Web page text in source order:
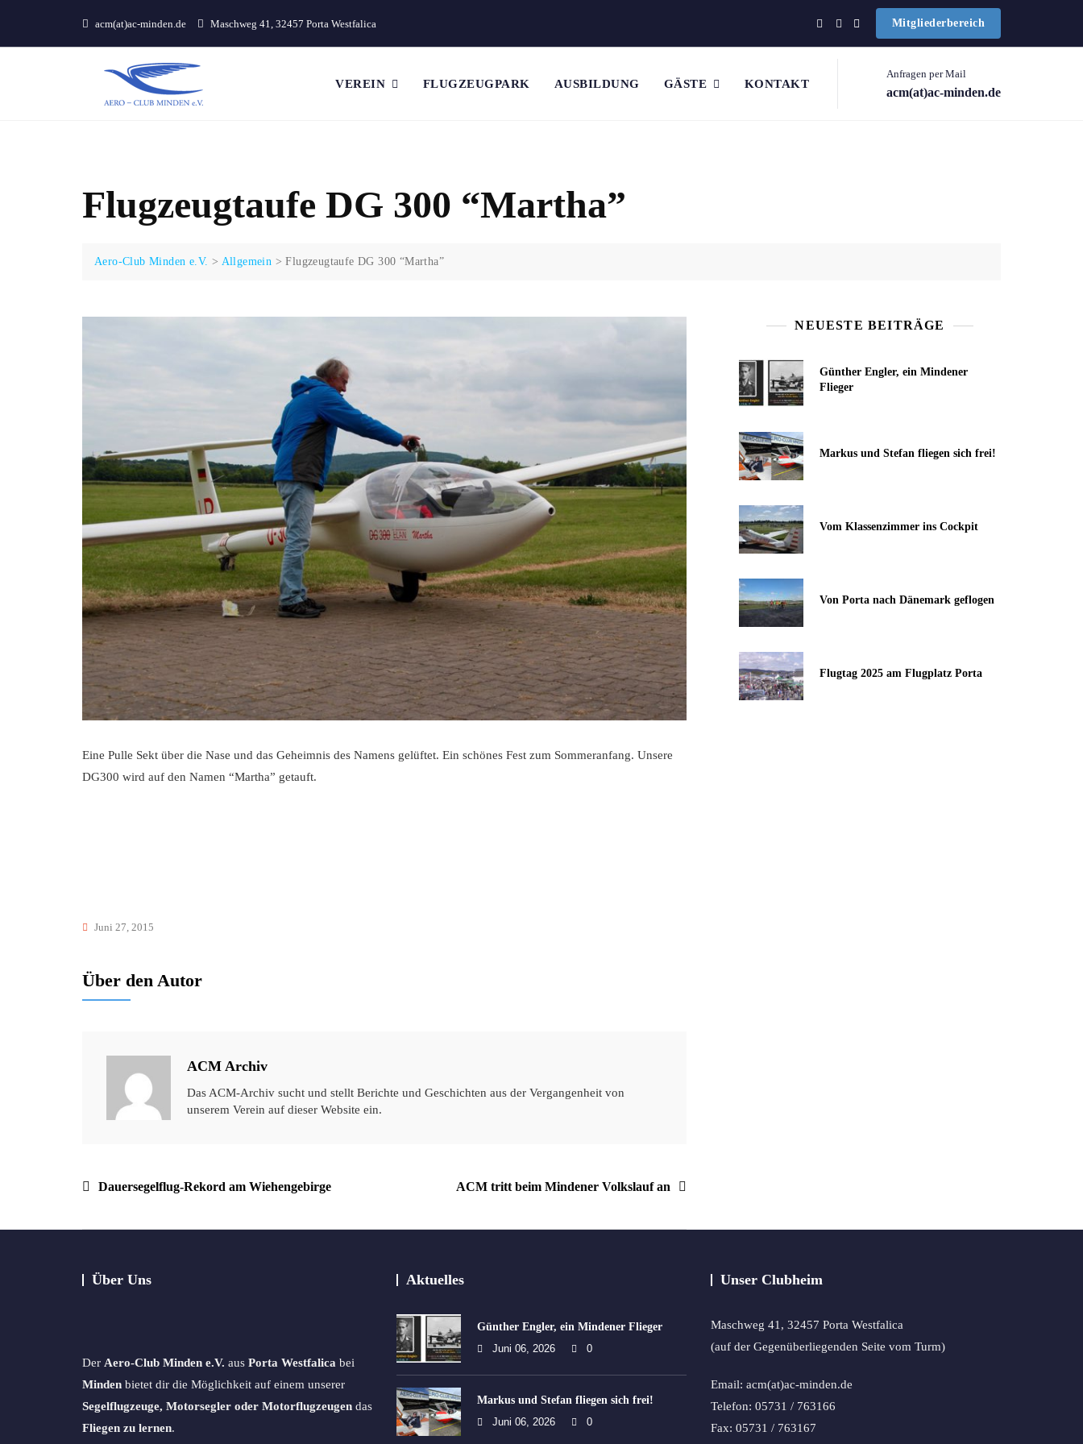
content
acm(at)ac-minden.de Maschweg 41, 32457 Porta Westfalica Mitgliederbereich
VEREIN FLUGZEUGPARK AUSBILDUNG GÄSTE KONTAKT
Anfragen per Mail
acm(at)ac-minden.de
Flugzeugtaufe DG 300 “Martha”
Aero-Club Minden e.V. > Allgemein >Flugzeugtaufe DG 300 “Martha”
Eine Pulle Sekt über die Nase und das Geheimnis des Namens gelüftet. Ein schönes Fest zum Sommeranfang. Unsere
DG300 wird auf den Namen “Martha” getauft.
Juni 27, 2015
Über den Autor
ACM Archiv
Das ACM-Archiv sucht und stellt Berichte und Geschichten aus der Vergangenheit von
unserem Verein auf dieser Website ein.
Beitragsnavigation
Dauersegelflug-Rekord am Wiehengebirge ACM tritt beim Mindener Volkslauf an
NEUESTE BEITRÄGE
Günther Engler, ein Mindener
Flieger
Markus und Stefan fliegen sich frei!
Vom Klassenzimmer ins Cockpit
Von Porta nach Dänemark geflogen
Flugtag 2025 am Flugplatz Porta
Über Uns
Der Aero-Club Minden e.V. aus Porta Westfalica bei
Minden bietet dir die Möglichkeit auf einem unserer
Segelflugzeuge, Motorsegler oder Motorflugzeugen das
Fliegen zu lernen.
Aktuelles
Günther Engler, ein Mindener Flieger
Juni 06, 2026
0
Markus und Stefan fliegen sich frei!
Juni 06, 2026
0
Unser Clubheim
Maschweg 41, 32457 Porta Westfalica
(auf der Gegenüberliegenden Seite vom Turm)
Email: acm(at)ac-minden.de
Telefon: 05731 / 763166
Fax: 05731 / 763167